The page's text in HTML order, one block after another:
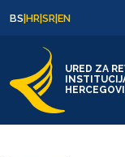
BS|HR|SR|EN
URED ZA